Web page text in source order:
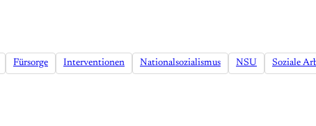
Fürsorge Interventionen Nationalsozialismus NSU Soziale